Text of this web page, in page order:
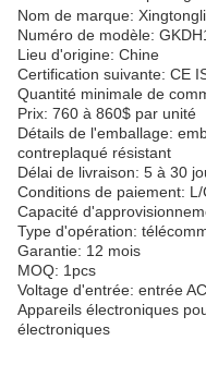
Nom de marque: Xingtongli
Numéro de modèle:
Lieu d'origine: Chine
Certification suivante: CE
Quantité minimale de
Prix: 760 à 860$ par unité
Détails de l'emballage:
contreplaqué résistant
Délai de livraison: 5 à 30
Conditions de paiement: L/
Capacité
Type d'opération:
Garantie: 12 mois
MOQ: 1pcs
Voltage d'entrée: entrée
Appareils électroniques
électroniques